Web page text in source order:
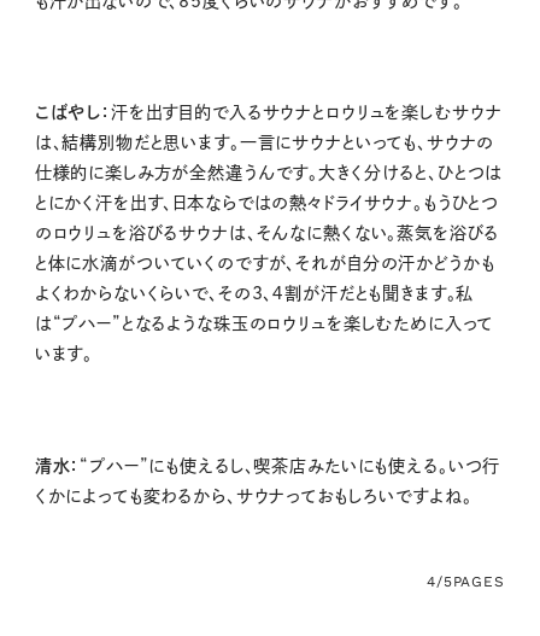
こばやし： 汗を出す目的で入るサウナとロウリュを楽しむサウナ
は、結構別物だと思います。一言にサウナといっても、サウナの
仕様的に楽しみ方が全然違うんです。大きく分けると、ひとつは
とにかく汗を出す、日本ならではの熱々ドライサウナ。もうひとつ
のロウリュを浴びるサウナは、そんなに熱くない。蒸気を浴びる
と体に水滴がついていくのですが、それが自分の汗かどうかも
よくわからないくらいで、その3、４割が汗だとも聞きます。私
は“プハー”となるような珠玉のロウリュを楽しむために入って
います。
清水： “プハー”にも使えるし、喫茶店みたいにも使える。いつ行
くかによっても変わるから、サウナっておもしろいですよね。
4/5PAGES